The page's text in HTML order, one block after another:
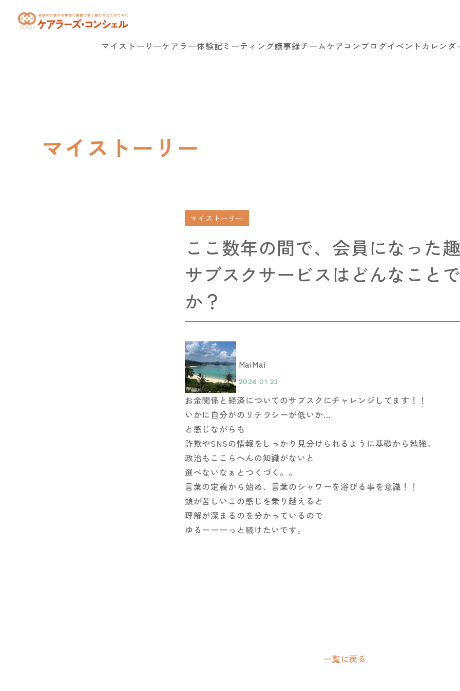
マイストーリーケアラー体験記ミーティング議事録チームケアコン ブログイベントカレンダ
マイストーリー
マイストーリー
ここ数年の間で、会員になった
サブスクサービスはどんなこと
か？
MaiMai
2026.01.23
お金関係と経済についてのサブスクにチャレンジしてます！！
いかに自分がのリテラシーが低いか…
と感じながらも
詐欺やSNSの情報をしっかり見分けられるように基礎から勉強。
政治もここらへんの知識がないと
選べないなぁとつくづく。。
言葉の定義から始め、言葉のシャワーを浴びる事を意識！！
頭が苦しいこの感じを乗り越えると
理解が深まるのを分かっているので
ゆるーーーっと続けたいです。
一覧に戻る